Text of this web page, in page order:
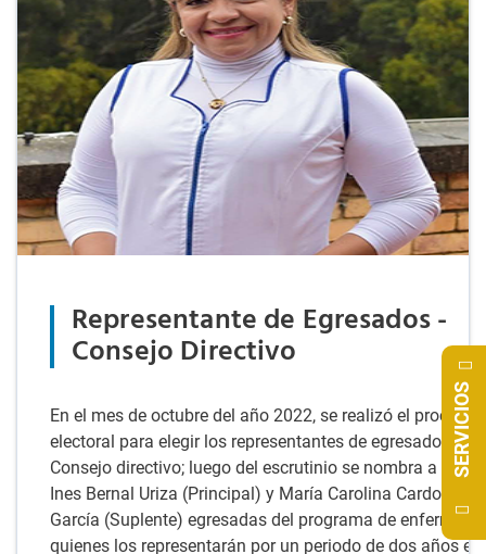
Representante de Egresados -
Consejo Directivo
En el mes de octubre del año 2022, se realizó el proceso
electoral para elegir los representantes de egresados
Consejo directivo; luego del escrutinio se nombra a
Ines Bernal Uriza (Principal) y María Carolina Cardozo
García (Suplente) egresadas del programa de enfermería,
quienes los representarán por un periodo de dos años en
SERVICIOS